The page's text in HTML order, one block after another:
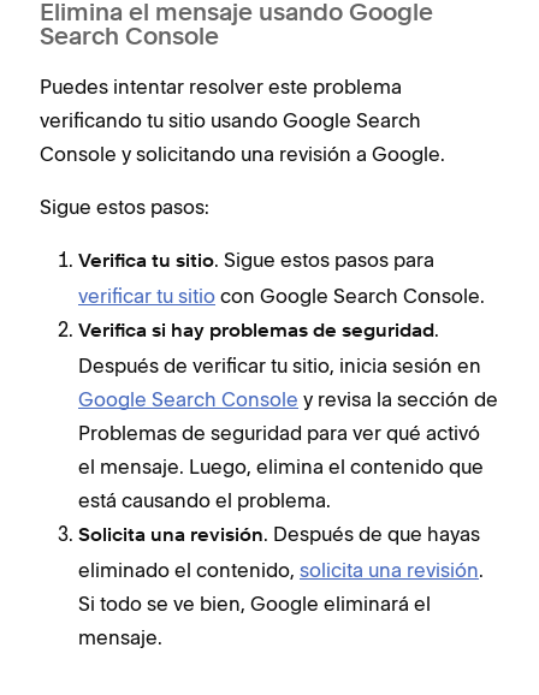
Elimina el mensaje usando Google
Search Console
Puedes intentar resolver este problema
verificando tu sitio usando Google Search
Console y solicitando una revisión a Google.
Sigue estos pasos:
Verifica tu sitio. Sigue estos pasos para
verificar tu sitio con Google Search Console.
Verifica si hay problemas de seguridad.
Después de verificar tu sitio, inicia sesión en
Google Search Console y revisa la sección de
Problemas de seguridad para ver qué activó
el mensaje. Luego, elimina el contenido que
está causando el problema.
Solicita una revisión. Después de que hayas
eliminado el contenido, solicita una revisión.
Si todo se ve bien, Google eliminará el
mensaje.